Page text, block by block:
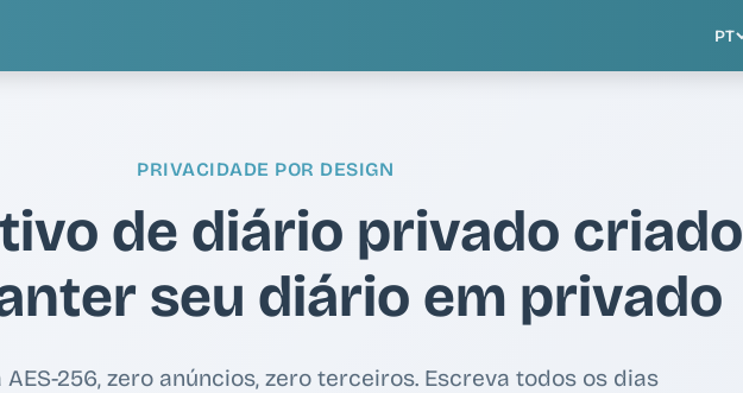
PT
PRIVACIDADE POR DESIGN
de diário privado criado
seu diário em privado
256, zero anúncios, zero terceiros. Escreva todos os dias